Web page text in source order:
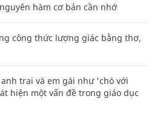
hàm cơ bản cần nhớ
công thức lượng giác bằng thơ,
trai và em gái như 'chó với
hiện một vấn đề trong giáo dục